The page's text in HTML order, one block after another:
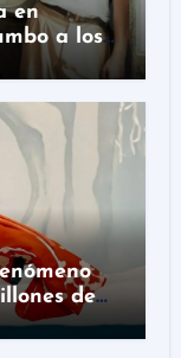
en
a los
de